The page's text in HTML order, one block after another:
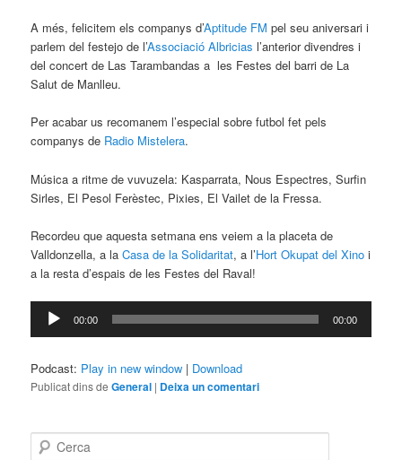
A més, felicitem els companys d’Aptitude FM pel seu aniversari i
parlem del festejo de l’Associació Albricias l’anterior divendres i
del concert de Las Tarambandas a les Festes del barri de La
Salut de Manlleu.
Per acabar us recomanem l’especial sobre futbol fet pels
companys de Radio Mistelera.
Música a ritme de vuvuzela: Kasparrata, Nous Espectres, Surfin
Sirles, El Pesol Ferèstec, Pixies, El Vailet de la Fressa.
Recordeu que aquesta setmana ens veiem a la placeta de
Valldonzella, a laCasa de la Solidaritat, a l’Hort Okupat del Xino i
a la resta d’espais de les Festes del Raval!
Reproductor
d'àudio
00:00 00:00
Podcast: Play in new window | Download
Publicat dins de General | Deixa un comentari